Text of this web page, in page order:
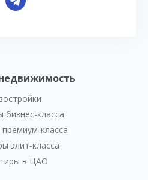
бизнес-класса
класса
элит-класса
в ЦАО